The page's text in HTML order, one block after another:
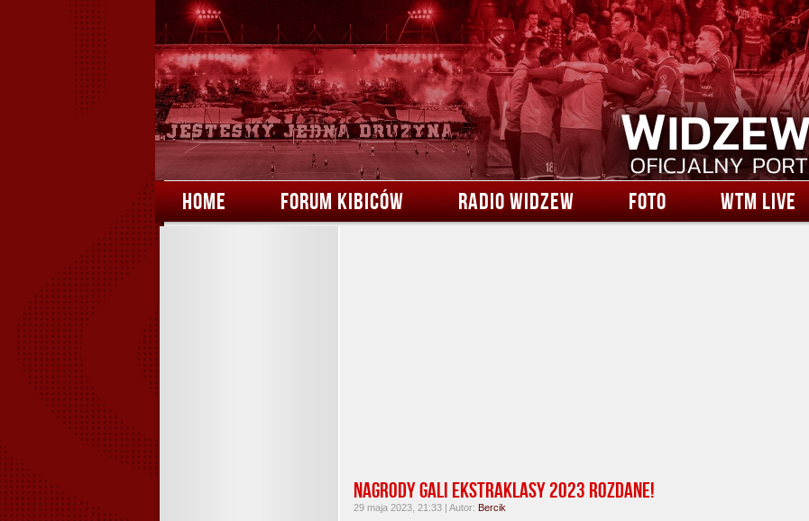
HOME FORUM KIBICÓW RADIO WIDZEW FOTO WTM LIVE
Nagrody Gali Ekstraklasy 2023 rozdane!
29 maja 2023, 21:33 | Autor: Bercik